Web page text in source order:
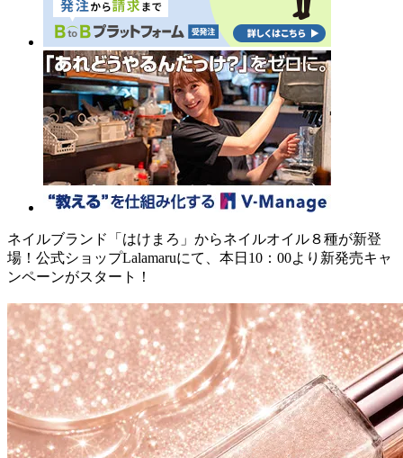
ネイルブランド「はけまろ」からネイルオイル８種が新登
場！公式ショップLalamaruにて、本日10：00より新発売キャ
ンペーンがスタート！